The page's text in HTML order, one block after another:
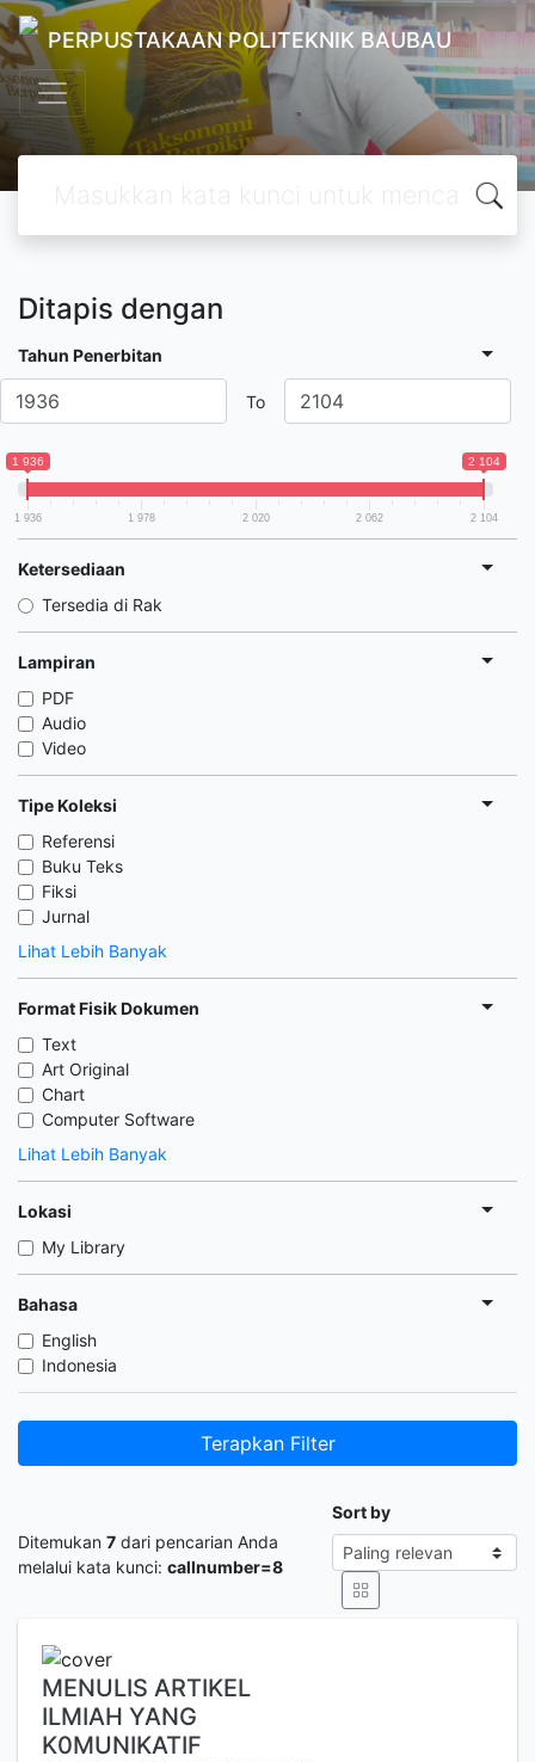
PERPUSTAKAAN POLITEKNIK BAUBAU
Ditapis dengan
Tahun Penerbitan
To
1 936 2 104
1 936 1 978 2 020 2 062 2 104
Ketersediaan
Tersedia di Rak
Lampiran
PDF
Audio
Video
Tipe Koleksi
Referensi
Buku Teks
Fiksi
Jurnal
Lihat Lebih Banyak
Format Fisik Dokumen
Text
Art Original
Chart
Computer Software
Lihat Lebih Banyak
Lokasi
My Library
Bahasa
English
Indonesia
Terapkan Filter
Ditemukan 7 dari pencarian Anda
melalui kata kunci: callnumber=8
Sort by
MENULIS ARTIKEL
ILMIAH YANG
K0MUNIKATIF